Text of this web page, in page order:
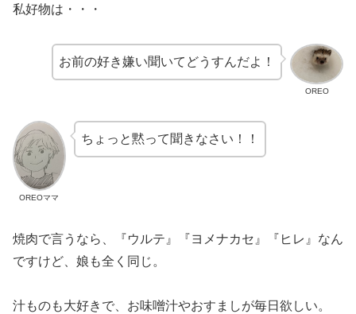
私好物は・・・
OREO
お前の好き嫌い聞いてどうすんだよ！
OREOママ
ちょっと黙って聞きなさい！！
焼肉で言うなら、『ウルテ』『ヨメナカセ』『ヒレ』なん
ですけど、娘も全く同じ。
汁ものも大好きで、お味噌汁やおすましが毎日欲しい。